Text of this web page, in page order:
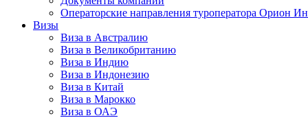
Операторские направления туроператора Орион
Визы
Виза в Австралию
Виза в Великобританию
Виза в Индию
Виза в Индонезию
Виза в Китай
Виза в Марокко
Виза в ОАЭ